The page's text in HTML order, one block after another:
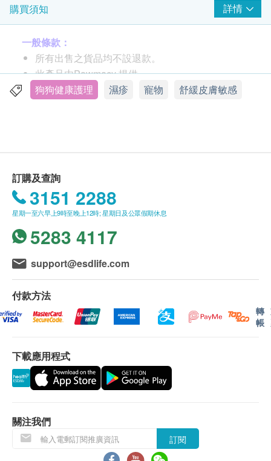
寵物醫學護膚， 皮膚敏感濕疹適用
INNOVET寵物醫學護膚系列配方溫和,不含藥性，
類固醇，香料，色素及刺激成分
乳霜含天然PEA成分，有效紓緩紅痕敏感，具滋潤
保濕，預防乾燥功效
購買須知 詳情
一般條款：
所有出售之貨品均不設退款。
此產品由Pawmacy 提供。
如有任何爭議，Pawmacy 及 健康網購
我們將於確定訂單後3-5個工作天內安排發貨。
不排除運送時間會因節日而有所影響。當八號烈風
訊號懸掛或黑色暴雨警告生效時，送貨服務時間將
會延遲。
所有訂單須視乎相關貨品的供應情況再作最後確
認。倘若生活易未能提供任何訂單上的貨品，生活
易有權拒絕接受該訂單，並且會於送貨前透過電話
或電郵通知顧客再作安排。
保用條款：
應最少有9個月或以上。
退換條款：
有損毀情況，一經確認簽收，恕不接受退換。
退換產品必須包裝完整，如退換之產品有任何殘缺
或過期退回，供應商有權不受理。
狗狗健康護理 濕疹 寵物 舒緩皮膚敏感
訂購及查詢
3151 2288
星期一至六早上9時至晚上12時; 星期日及公眾假期休息
5283 4117
support@esdlife.com
付款方法
轉
帳
下載應用程式
關注我們
訂閱